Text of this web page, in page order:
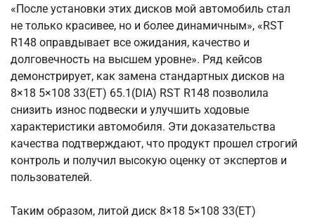
«После установки этих дисков мой автомобиль стал
не только красивее, но и более динамичным», «RST
R148 оправдывает все ожидания, качество и
долговечность на высшем уровне». Ряд кейсов
демонстрирует, как замена стандартных дисков на
8×18 5×108 33(ET) 65.1(DIA) RST R148 позволила
снизить износ подвески и улучшить ходовые
характеристики автомобиля. Эти доказательства
качества подтверждают, что продукт прошел строгий
контроль и получил высокую оценку от экспертов и
пользователей.
Таким образом, литой диск 8×18 5×108 33(ET)